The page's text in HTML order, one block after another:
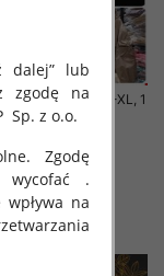
cienki Roz S-XL, 1
Paczka 3 szt
140.00 zł
szczegóły
dalej” lub
zgodę na
Sp. z o.o.
Zgodę
wycofać .
na